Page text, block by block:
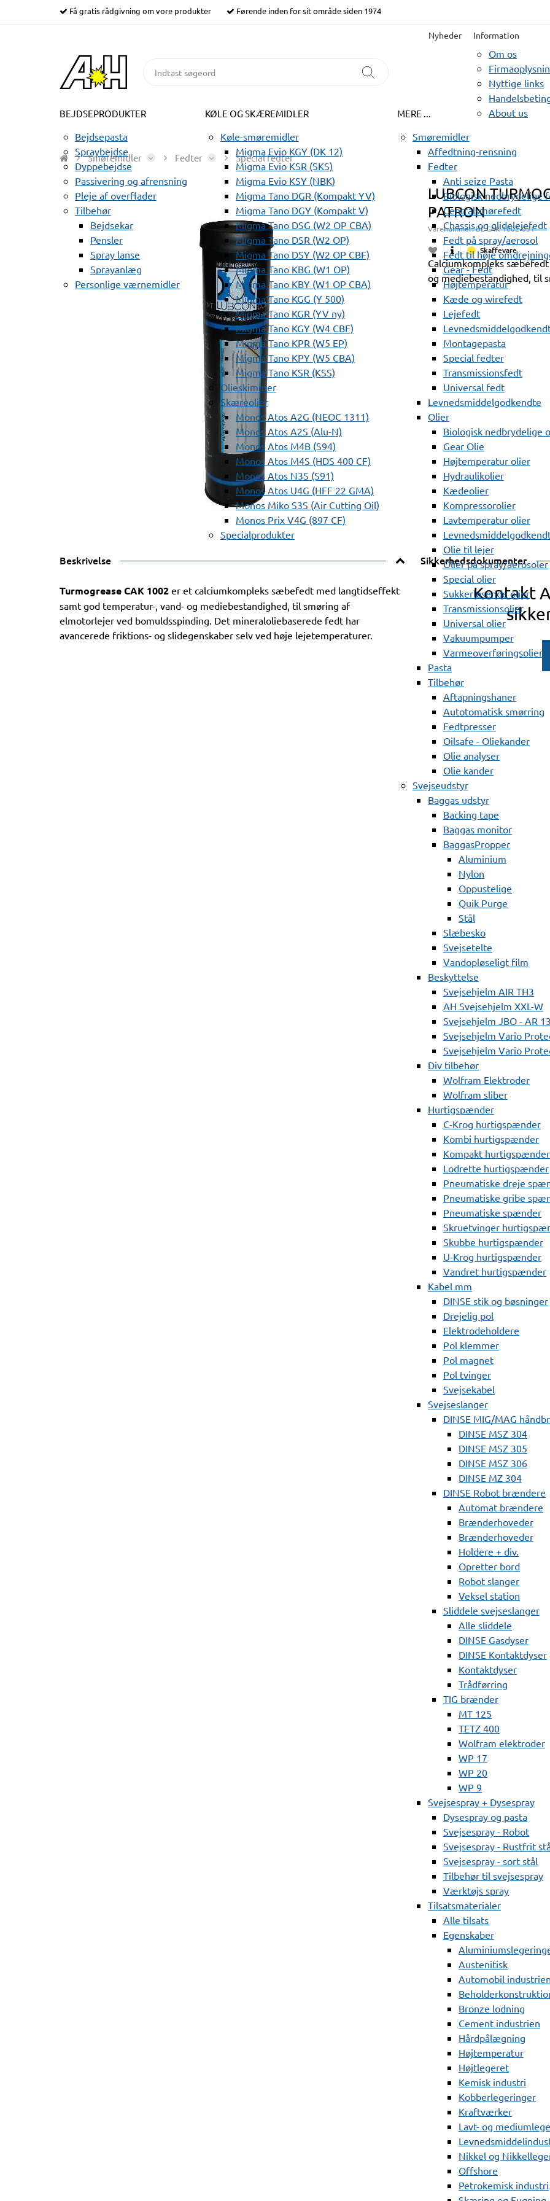
Få gratis rådgivning om vore produkter Førende inden for sit område siden 1974
Nyheder Information
Om os
Nyttige links
About us
BEJDSEPRODUKTER
Bejdsepasta
Spraybejdse
Dyppebejdse
Passivering og afrensning
Pleje af overflader
Tilbehør
Bejdsekar
Pensler
Spray lanse
Sprayanlæg
Personlige værnemidler
KØLE OG SKÆREMIDLER
Køle-smøremidler
Migma Evio KGY (DK 12)
Migma Evio KSR (SKS)
Migma Evio KSY (NBK)
Migma Tano DGR (Kompakt YV)
Migma Tano DGY (Kompakt V)
Migma Tano DSG (W2 OP CBA)
Migma Tano DSR (W2 OP)
Migma Tano DSY (W2 OP CBF)
Migma Tano KBG (W1 OP)
Migma Tano KBY (W1 OP CBA)
Migma Tano KGG (Y 500)
Migma Tano KGR (YV ny)
Migma Tano KGY (W4 CBF)
Migma Tano KPR (W5 EP)
Migma Tano KPY (W5 CBA)
Migma Tano KSR (KSS)
Olieskimmer
Skæreolier
Monos Atos A2G (NEOC 1311)
Monos Atos A2S (Alu-N)
Monos Atos M4B (S94)
Monos Atos M4S (HDS 400 CF)
Monos Atos N3S (S91)
Monos Atos U4G (HFF 22 GMA)
Monos Miko S3S (Air Cutting Oil)
Monos Prix V4G (897 CF)
Specialprodukter
MERE ...
Smøremidler
Affedtning-rensning
Fedter
Anti seize Pasta
Biologisk nedbrydelige
Centralsmørefedt
Chassis og glidelejefedt
Fedt på spray/aerosol
Fedt til høje
Gear - Fedt
Højtemperatur
Kæde og wirefedt
Lejefedt
Montagepasta
Special fedter
Transmissionsfedt
Universal fedt
Levnedsmiddelgodkendte
Olier
Biologisk nedbrydelige
Gear Olie
Højtemperatur olier
Hydraulikolier
Kædeolier
Kompressorolier
Lavtemperatur olier
Olie til lejer
Olier på spray/aerosoler
Special olier
Sukkerløsende olier
Transmissionsolier
Universal olier
Vakuumpumper
Varmeoverføringsolier
Pasta
Tilbehør
Aftapningshaner
Autotomatisk smørring
Fedtpresser
Oilsafe - Oliekander
Olie analyser
Olie kander
Svejseudstyr
Baggas udstyr
Backing tape
Baggas monitor
BaggasPropper
Aluminium
Nylon
Oppustelige
Quik Purge
Stål
Slæbesko
Svejsetelte
Vandopløseligt film
Beskyttelse
Svejsehjelm AIR TH3
AH Svejsehjelm XXL-W
Svejsehjelm JBO - AR
Svejsehjelm Vario
Svejsehjelm Vario
Div tilbehør
Wolfram Elektroder
Wolfram sliber
Hurtigspænder
C-Krog hurtigspænder
Kombi hurtigspænder
Kompakt hurtigspænder
Lodrette hurtigspænder
Pneumatiske dreje
Pneumatiske gribe
Pneumatiske spænder
Skruetvinger
Skubbe hurtigspænder
U-Krog hurtigspænder
Vandret hurtigspænder
Kabel mm
DINSE stik og bøsninger
Drejelig pol
Elektrodeholdere
Pol klemmer
Pol magnet
Pol tvinger
Svejsekabel
Svejseslanger
DINSE MIG/MAG
DINSE MSZ 304
DINSE MSZ 305
DINSE MSZ 306
DINSE MZ 304
DINSE Robot brændere
Automat brændere
Brænderhoveder
Brænderhoveder
Holdere + div.
Opretter bord
Robot slanger
Veksel station
Sliddele svejseslanger
Alle sliddele
DINSE Gasdyser
DINSE Kontaktdyser
Kontaktdyser
Trådførring
TIG brænder
MT 125
TETZ 400
Wolfram elektroder
WP 17
WP 20
WP 9
Svejsespray + Dysespray
Dysespray og pasta
Svejsespray - Robot
Svejsespray - Rustfrit
Svejsespray - sort stål
Tilbehør til svejsespray
Værktøjs spray
Tilsatsmaterialer
Alle tilsats
Egenskaber
Austenitisk
Automobil industrien
Bronze lodning
Cement industrien
Hårdpålægning
Højtemperatur
Højtlegeret
Kemisk industri
Kobberlegeringer
Kraftværker
Lavt- og
Nikkel og
Offshore
Petrokemisk industri
Smøremidler Fedter Special fedter
LUBCON
PATRON
Varenummer:BL CAK 1002-051
Skaffevare
Calciumkompleks
og mediebestandighed, til
Beskrivelse
Turmogrease CAK 1002 er et calciumkompleks sæbefedt med langtidseffekt
samt god temperatur-, vand- og mediebestandighed, til smøring af
elmotorlejer ved bomuldsspinding. Det mineraloliebaserede fedt har
avancerede friktions- og slidegenskaber selv ved høje lejetemperaturer.
Sikkerhedsdokumenter
Kontakt